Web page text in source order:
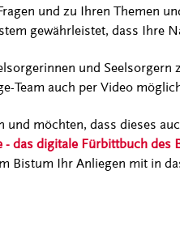
und zu Ihren Themen
gewährleistet, dass Ihre
und
Team auch per Video
und möchten, dass dieses
- das digitale Fürbittbuch des
Bistum Ihr Anliegen mit in